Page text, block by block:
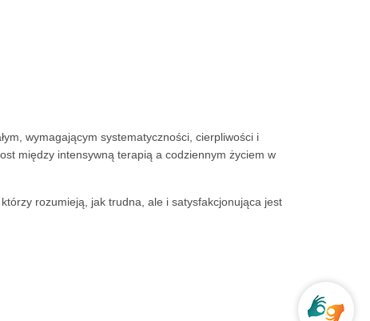
wymagającym systematyczności, cierpliwości i
między intensywną terapią a codziennym życiem w
rozumieją, jak trudna, ale i satysfakcjonująca jest